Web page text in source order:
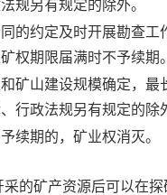
规另有规定的除外。
的约定及时开展勘查
权期限届满时不予续期
矿山建设规模确定，
行政法规另有规定的除
续期的，矿业权消灭。
的矿产资源后可以在